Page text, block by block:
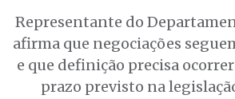
Representante do
afirma que negociações
e que definição precisa
prazo previsto na